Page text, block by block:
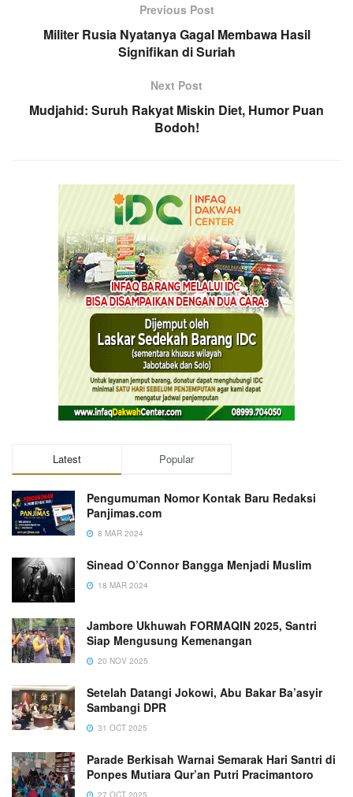
Previous Post
Militer Rusia Nyatanya Gagal Membawa Hasil
Signifikan di Suriah
Next Post
Mudjahid: Suruh Rakyat Miskin Diet, Humor Puan
Bodoh!
Latest Popular
Pengumuman Nomor Kontak Baru Redaksi
Panjimas.com
8 MAR 2024
Sinead O’Connor Bangga Menjadi Muslim
18 MAR 2024
Jambore Ukhuwah FORMAQIN 2025, Santri
Siap Mengusung Kemenangan
20 NOV 2025
Setelah Datangi Jokowi, Abu Bakar Ba’asyir
Sambangi DPR
31 OCT 2025
Parade Berkisah Warnai Semarak Hari Santri di
Ponpes Mutiara Qur’an Putri Pracimantoro
27 OCT 2025